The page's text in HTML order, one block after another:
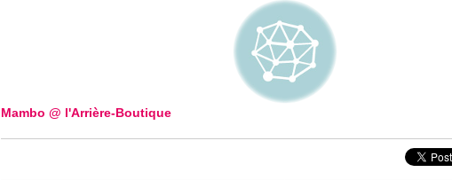
Mambo @ l'Arrière-Boutique